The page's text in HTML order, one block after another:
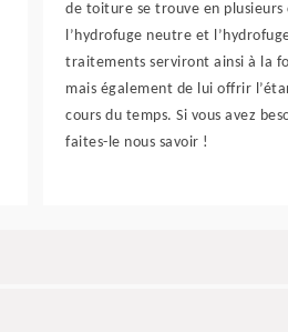
de toiture se trouve en plusieurs
l’hydrofuge neutre et
traitements serviront ainsi à la
mais également de lui offrir
cours du temps. Si vous avez
faites-le nous savoir !